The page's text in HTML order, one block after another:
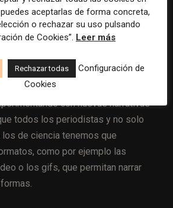
llegar a más audiencias,
con nuevas narrativas
todos los periodistas y no solo
de ciencia tenemos que
como por ejemplo las
o los gifs, que permitan narrar
aceptarlas de forma concreta,
o rechazar su uso pulsando
de Cookies”. Leer más
Rechazar todas
Configuración de
Cookies